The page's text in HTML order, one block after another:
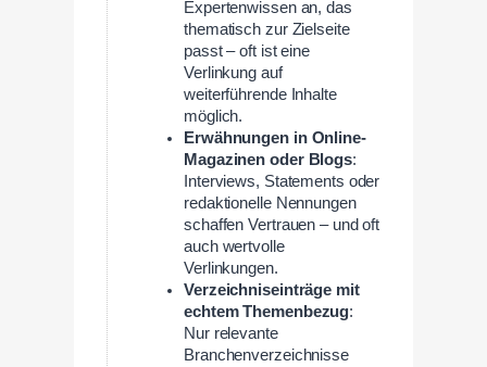
Expertenwissen an, das
thematisch zur Zielseite
passt – oft ist eine
Verlinkung auf
weiterführende Inhalte
möglich.
Erwähnungen in Online-
Magazinen oder Blogs:
Interviews, Statements oder
redaktionelle Nennungen
schaffen Vertrauen – und oft
auch wertvolle
Verlinkungen.
Verzeichniseinträge mit
echtem Themenbezug:
Nur relevante
Branchenverzeichnisse